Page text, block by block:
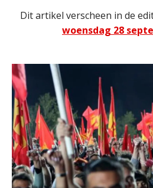
Dit artikel verscheen in de
woensdag 28